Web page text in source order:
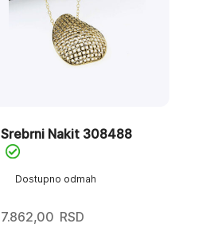
Dostupno odmah
Srebrni Nakit 308488
7.862,00 RSD